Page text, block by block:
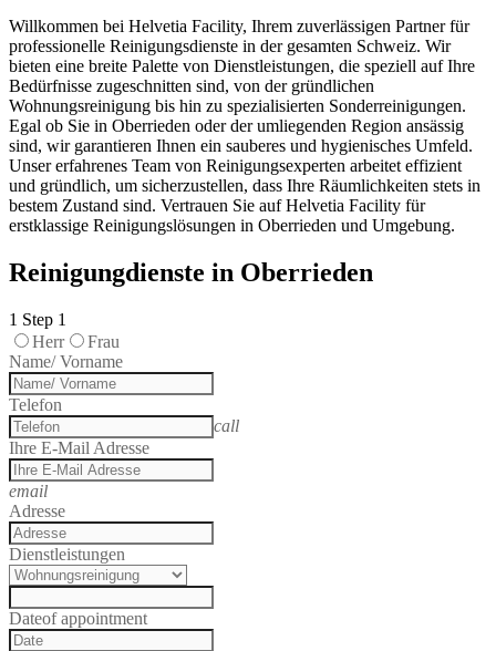
Willkommen bei Helvetia Facility, Ihrem zuverlässigen Partner für
professionelle Reinigungsdienste in der gesamten Schweiz. Wir
bieten eine breite Palette von Dienstleistungen, die speziell auf Ihre
Bedürfnisse zugeschnitten sind, von der gründlichen
Wohnungsreinigung bis hin zu spezialisierten Sonderreinigungen.
Egal ob Sie in Oberrieden oder der umliegenden Region ansässig
sind, wir garantieren Ihnen ein sauberes und hygienisches Umfeld.
Unser erfahrenes Team von Reinigungsexperten arbeitet effizient
und gründlich, um sicherzustellen, dass Ihre Räumlichkeiten stets in
bestem Zustand sind. Vertrauen Sie auf Helvetia Facility für
erstklassige Reinigungslösungen in Oberrieden und Umgebung.
Reinigungdienste in Oberrieden
1 Step 1
Herr
Frau
Name/ Vorname
Telefon
call
Ihre E-Mail Adresse
email
Adresse
Dienstleistungen
Dateof appointment